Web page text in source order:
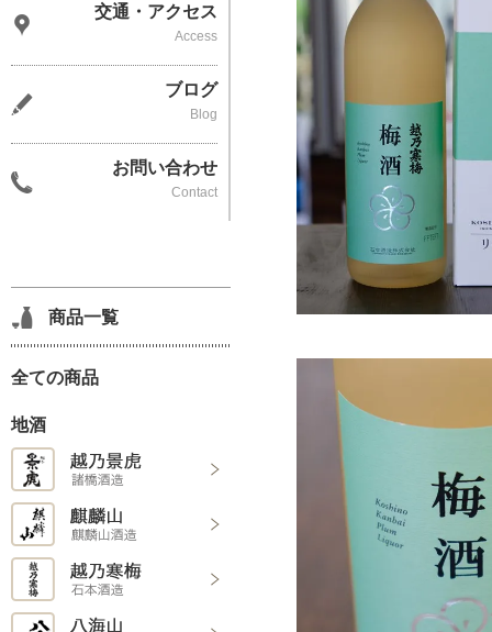
交通・アクセス
Access
ブログ
Blog
お問い合わせ
Contact
商品一覧
全ての商品
地酒